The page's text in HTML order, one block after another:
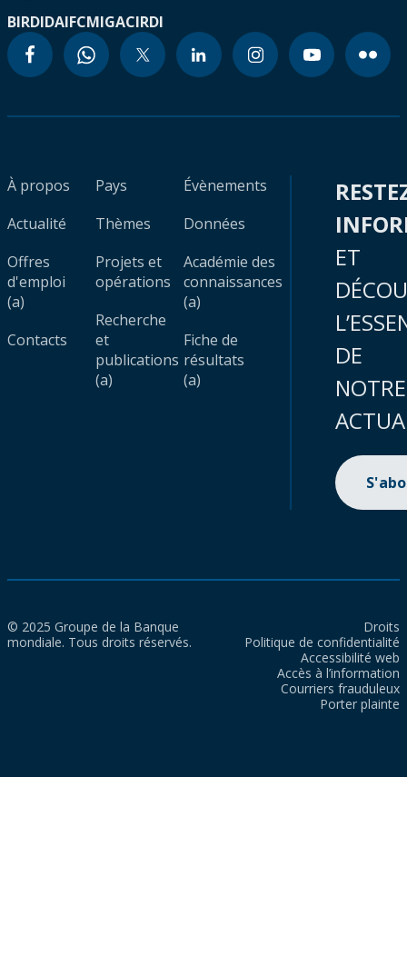
BIRDIDAIFCMIGACIRDI
À propos
Actualité
Offres
d'emploi
(a)
Contacts
Pays
Thèmes
Projets et
opérations
Recherche
et
publications
(a)
Évènements
Données
Académie des
connaissances
(a)
Fiche de
résultats
(a)
ET
DE
NOTRE
© 2025 Groupe de la Banque
mondiale. Tous droits réservés.
Droits
Politique de confidentialité
Accessibilité web
Accès à l’information
Courriers frauduleux
Porter plainte